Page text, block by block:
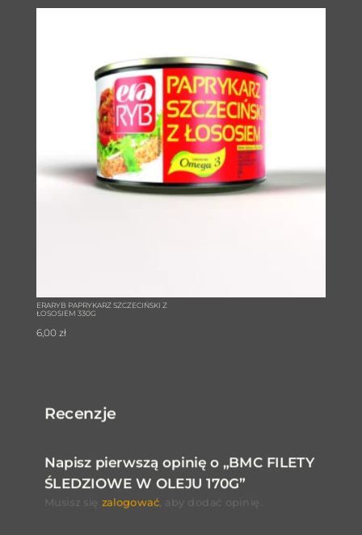
ERARYB PAPRYKARZ SZCZECIŃSKI Z
ŁOSOSIEM 330G
6,00 zł
Recenzje
Napisz pierwszą opinię o „BMC FILETY
ŚLEDZIOWE W OLEJU 170G”
Musisz się zalogować , aby dodać opinię.